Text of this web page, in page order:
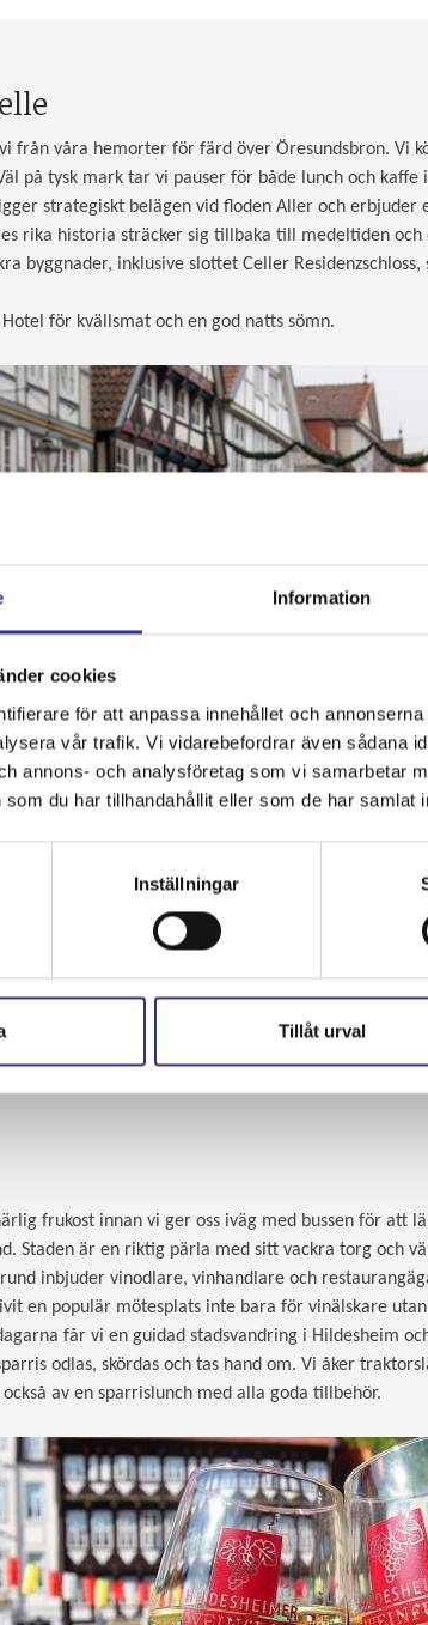
Information
cookies
för att anpassa innehållet och
vår trafik. Vi vidarebefordrar även sådana
annons- och analysföretag som vi samarbetar
som du har tillhandahållit eller som de har samlat
Inställningar
Tillåt urval
från våra hemorter för färd över Öresundsbron. Vi
på tysk mark tar vi pauser för både lunch och
strategiskt belägen vid floden Aller och
rika historia sträcker sig tillbaka till medeltiden
byggnader, inklusive slottet Celler
för kvällsmat och en god natts sömn.
frukost innan vi ger oss iväg med bussen för att
Staden är en riktig pärla med sitt vackra torg och
inbjuder vinodlare, vinhandlare och
en populär mötesplats inte bara för vinälskare
får vi en guidad stadsvandring i Hildesheim
odlas, skördas och tas hand om. Vi åker
av en sparrislunch med alla goda tillbehör.